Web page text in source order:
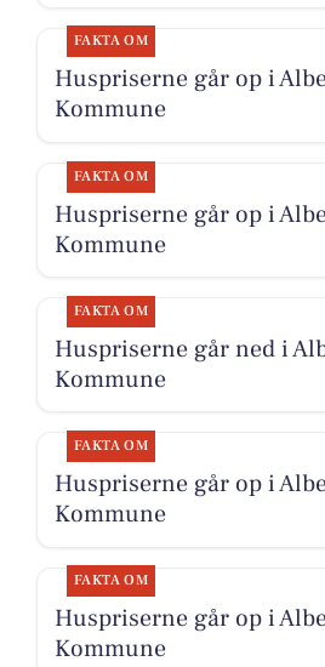
FAKTA OM
Huspriserne går op i
Kommune
FAKTA OM
Huspriserne går op i
Kommune
FAKTA OM
Huspriserne går ned i
Kommune
FAKTA OM
Huspriserne går op i
Kommune
FAKTA OM
Huspriserne går op i
Kommune